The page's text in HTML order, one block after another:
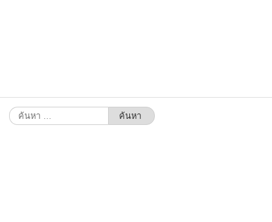
ค้นหา
สำหรับ: